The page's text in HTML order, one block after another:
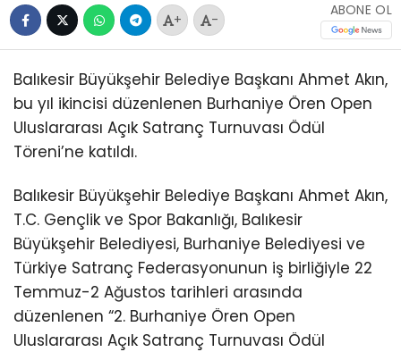
+ -
ABONE OL
Balıkesir Büyükşehir Belediye Başkanı Ahmet Akın,
bu yıl ikincisi düzenlenen Burhaniye Ören Open
Uluslararası Açık Satranç Turnuvası Ödül
Töreni’ne katıldı.
Balıkesir Büyükşehir Belediye Başkanı Ahmet Akın,
T.C. Gençlik ve Spor Bakanlığı, Balıkesir
Büyükşehir Belediyesi, Burhaniye Belediyesi ve
Türkiye Satranç Federasyonunun iş birliğiyle 22
Temmuz-2 Ağustos tarihleri arasında
düzenlenen “2. Burhaniye Ören Open
Uluslararası Açık Satranç Turnuvası Ödül